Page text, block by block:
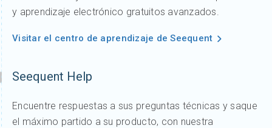
y aprendizaje electrónico gratuitos avanzados.
Visitar el centro de aprendizaje de Seequent
Seequent Help
Encuentre respuestas a sus preguntas técnicas y saque
el máximo partido a su producto, con nuestra